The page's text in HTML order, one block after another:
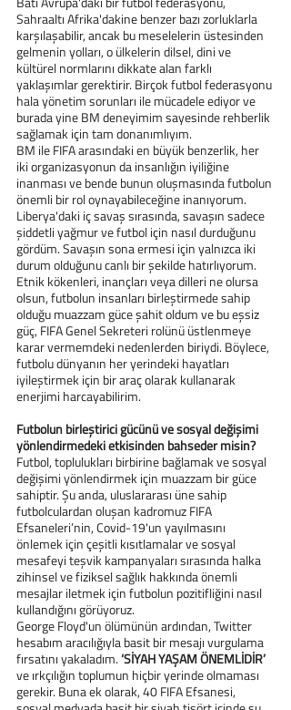
Sahraaltı Afrika'dakine benzer bazı zorluklarla
karşılaşabilir, ancak bu meselelerin üstesinden
gelmenin yolları, o ülkelerin dilsel, dini ve
kültürel normlarını dikkate alan farklı
yaklaşımlar gerektirir. Birçok futbol federasyonu
hala yönetim sorunları ile mücadele ediyor ve
burada yine BM deneyimim sayesinde rehberlik
sağlamak için tam donanımlıyım.
BM ile FIFA arasındaki en büyük benzerlik, her
iki organizasyonun da insanlığın iyiliğine
inanması ve bende bunun oluşmasında futbolun
önemli bir rol oynayabileceğine inanıyorum.
Liberya'daki iç savaş sırasında, savaşın sadece
şiddetli yağmur ve futbol için nasıl durduğunu
gördüm. Savaşın sona ermesi için yalnızca iki
durum olduğunu canlı bir şekilde hatırlıyorum.
Etnik kökenleri, inançları veya dilleri ne olursa
olsun, futbolun insanları birleştirmede sahip
olduğu muazzam güce şahit oldum ve bu eşsiz
güç, FIFA Genel Sekreteri rolünü üstlenmeye
karar vermemdeki nedenlerden biriydi. Böylece,
futbolu dünyanın her yerindeki hayatları
iyileştirmek için bir araç olarak kullanarak
enerjimi harcayabilirim.
Futbolun birleştirici gücünü ve sosyal değişimi
yönlendirmedeki etkisinden bahseder misin?
Futbol, toplulukları birbirine bağlamak ve sosyal
değişimi yönlendirmek için muazzam bir güce
sahiptir. Şu anda, uluslararası üne sahip
futbolculardan oluşan kadromuz FIFA
Efsaneleri’nin, Covid-19'un yayılmasını
önlemek için çeşitli kısıtlamalar ve sosyal
mesafeyi teşvik kampanyaları sırasında halka
zihinsel ve fiziksel sağlık hakkında önemli
mesajlar iletmek için futbolun pozitifliğini nasıl
kullandığını görüyoruz.
George Floyd'un ölümünün ardından, Twitter
hesabım aracılığıyla basit bir mesajı vurgulama
fırsatını yakaladım. ‘SİYAH YAŞAM ÖNEMLİDİR’
ve ırkçılığın toplumun hiçbir yerinde olmaması
gerekir. Buna ek olarak, 40 FIFA Efsanesi,